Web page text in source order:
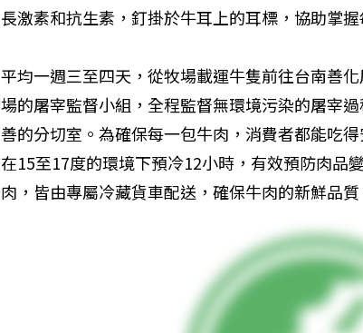
長激素和抗生素，釘掛於牛耳上的耳標，協助掌
平均一週三至四天，從牧場載運牛隻前往台南善
場的屠宰監督小組，全程監督無環境污染的屠宰
善的分切室。為確保每一包牛肉，消費者都能吃
在15至17度的環境下預冷12小時，有效預防肉品
肉，皆由專屬冷藏貨車配送，確保牛肉的新鮮品質